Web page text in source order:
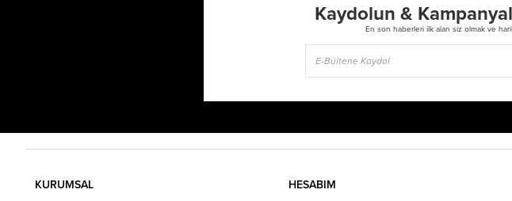
Kaydolun &
En son haberleri ilk alan siz olmak ve
KURUMSAL
HESABIM